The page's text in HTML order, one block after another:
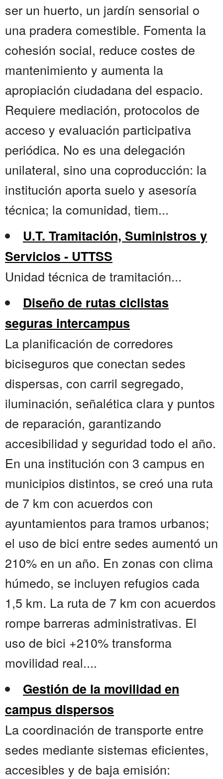
ser un huerto, un jardín sensorial o
una pradera comestible. Fomenta la
cohesión social, reduce costes de
mantenimiento y aumenta la
apropiación ciudadana del espacio.
Requiere mediación, protocolos de
acceso y evaluación participativa
periódica. No es una delegación
unilateral, sino una coproducción: la
institución aporta suelo y asesoría
técnica; la comunidad, tiem...
U.T. Tramitación, Suministros y
Servicios - UTTSS
Unidad técnica de tramitación...
Diseño de rutas ciclistas
seguras intercampus
La planificación de corredores
biciseguros que conectan sedes
dispersas, con carril segregado,
iluminación, señalética clara y puntos
de reparación, garantizando
accesibilidad y seguridad todo el año.
En una institución con 3 campus en
municipios distintos, se creó una ruta
de 7 km con acuerdos con
ayuntamientos para tramos urbanos;
el uso de bici entre sedes aumentó un
210% en un año. En zonas con clima
húmedo, se incluyen refugios cada
1,5 km. La ruta de 7 km con acuerdos
rompe barreras administrativas. El
uso de bici +210% transforma
movilidad real....
Gestión de la movilidad en
campus dispersos
La coordinación de transporte entre
sedes mediante sistemas eficientes,
accesibles y de baja emisión: